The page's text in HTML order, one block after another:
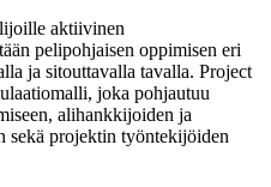
aktiivinen
pelipohjaisen oppimisen eri
ja sitouttavalla tavalla. Project
joka pohjautuu
alihankkijoiden ja
sekä projektin työntekijöiden